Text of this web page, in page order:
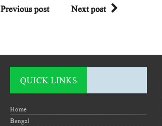
Previous post Next post
QUICK LINKS
Home
Bengal